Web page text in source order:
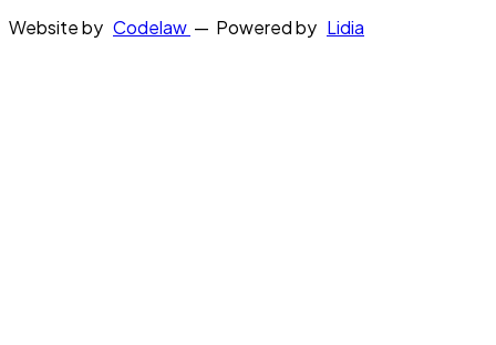
Website by Codelaw — Powered by Lidia